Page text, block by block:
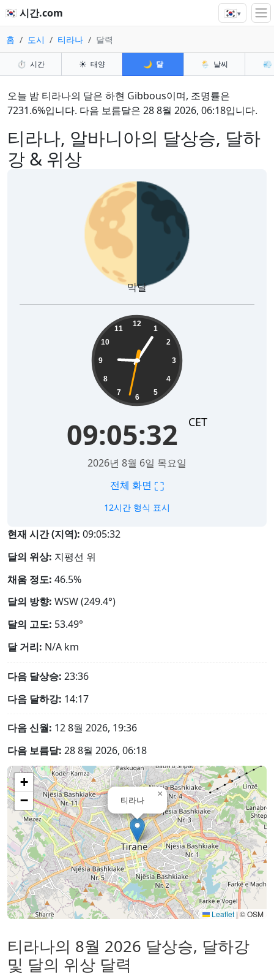
🇰🇷 시간.com 🇰🇷▾
홈 도시 티라나 달력
⏱️ 시간 ☀️ 태양 🌙 달 🌦️ 날씨 💨
티라나, 알바니아의 달상승, 달하
강 & 위상
오늘 밤 티라나의 달은 하현 Gibbous이며, 조명률은
7231.6%입니다. 다음 보름달은 28 8월 2026, 06:18입니다.
🌗
막달
12
1
2
3
4
5
6
7
8
9
10
11
09:05:33 CET
2026년 8월 6일 목요일
전체 화면 ⛶
12시간 형식 표시
현재 시간 (지역): 09:05:33
달의 위상: 지평선 위
채움 정도: 46.5%
달의 방향: WSW (249.4°)
달의 고도: 53.49°
달 거리: N/A km
다음 달상승: 23:36
다음 달하강: 14:17
다음 신월: 12 8월 2026, 19:36
다음 보름달: 28 8월 2026, 06:18
티라나
×
+
−
Leaflet |© OSM
티라나의 8월 2026 달상승, 달하강
및 달의 위상 달력